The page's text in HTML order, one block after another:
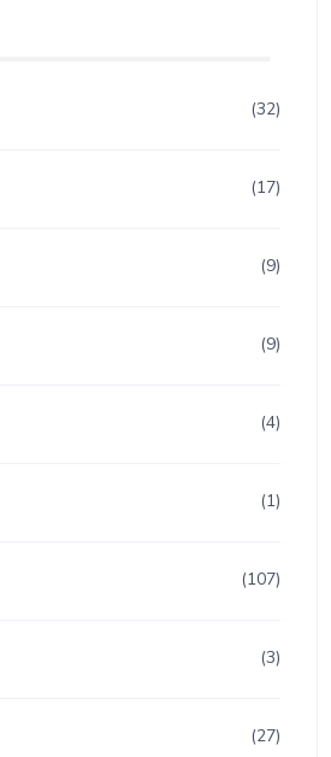
(32)
(17)
(9)
(9)
(4)
(1)
(107)
(3)
(27)